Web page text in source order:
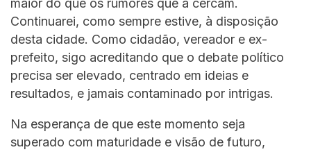
maior do que os rumores que a cercam.
Continuarei, como sempre estive, à disposição
desta cidade. Como cidadão, vereador e ex-
prefeito, sigo acreditando que o debate político
precisa ser elevado, centrado em ideias e
resultados, e jamais contaminado por intrigas.
Na esperança de que este momento seja
superado com maturidade e visão de futuro,